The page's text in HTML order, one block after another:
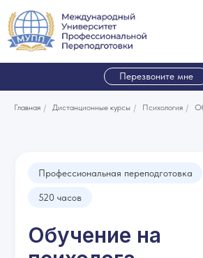
Перезвоните мне
Главная / Дистанционные курсы / Психология /
Обучение на
520 часов
Профессиональная переподготовка